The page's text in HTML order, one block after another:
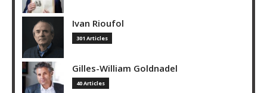
Ivan Rioufol
301 Articles
Gilles-William Goldnadel
40 Articles